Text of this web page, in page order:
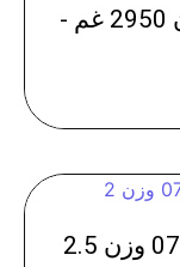
فطر مشرح هينان - 0798 وزن 2950 غم -
فطر مشرح سوبر شيف - 0797 وزن 2.5